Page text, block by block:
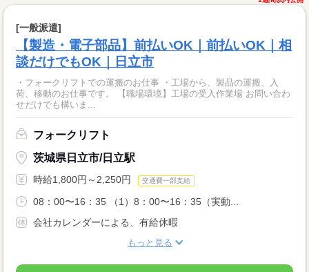
[一般派遣]
【製造・電子部品】前払いOK｜前払いOK｜相
談だけでもOK｜日立市
・フォークリフトでの運搬のお仕事 ・工場から、製品の運搬、入
荷、移動のお仕事です。 【職場環境】工場の受入作業場 お問い合わ
せだけでも構いま...
フォークリフト
茨城県日立市/日立駅
時給1,800円～2,250円 交通費一部支給
08：00〜16：35 （1）8：00〜16：35（実動...
会社カレンダーによる、有給休暇
もっと見る